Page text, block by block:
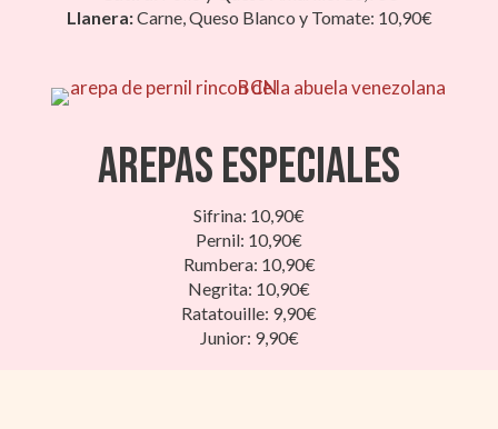
Llanera:Carne, Queso Blanco y Tomate: 10,90€
Arepas Especiales
Sifrina: 10,90€
Pernil: 10,90€
Rumbera: 10,90€
Negrita: 10,90€
Ratatouille: 9,90€
Junior: 9,90€